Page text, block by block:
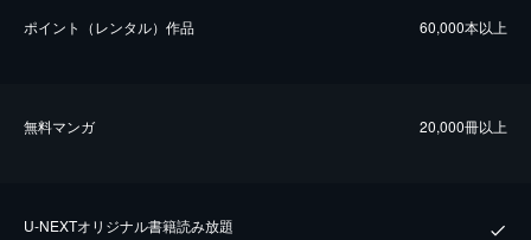
ポイント（レンタル）作品 60,000本以上
無料マンガ 20,000冊以上
U-NEXTオリジナル書籍読み放題